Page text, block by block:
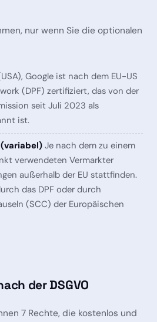
nur wenn Sie die optionalen
Google ist nach dem EU-US
(DPF) zertifiziert, das von der
seit Juli 2023 als
ist.
Je nach dem zu einem
verwendeten Vermarkter
außerhalb der EU stattfinden.
das DPF oder durch
(SCC) der Europäischen
der DSGVO
7 Rechte, die kostenlos und